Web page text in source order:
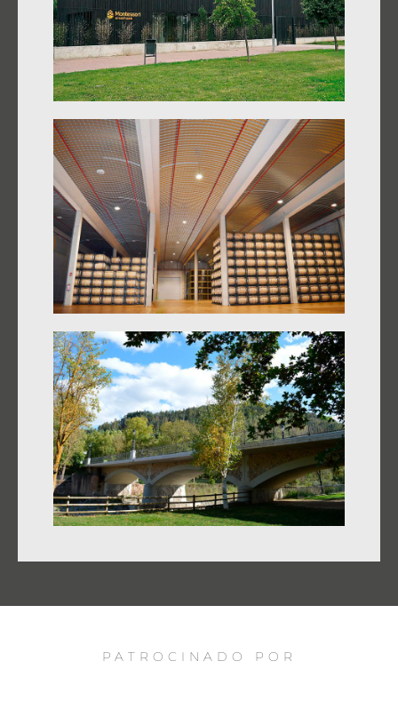
PATROCINADO POR